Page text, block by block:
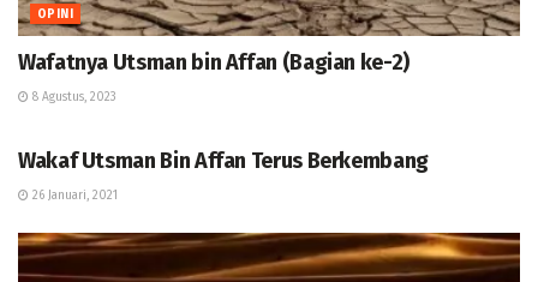
OPINI
Wafatnya Utsman bin Affan (Bagian ke-2)
8 Agustus, 2023
Wakaf Utsman Bin Affan Terus Berkembang
26 Januari, 2021